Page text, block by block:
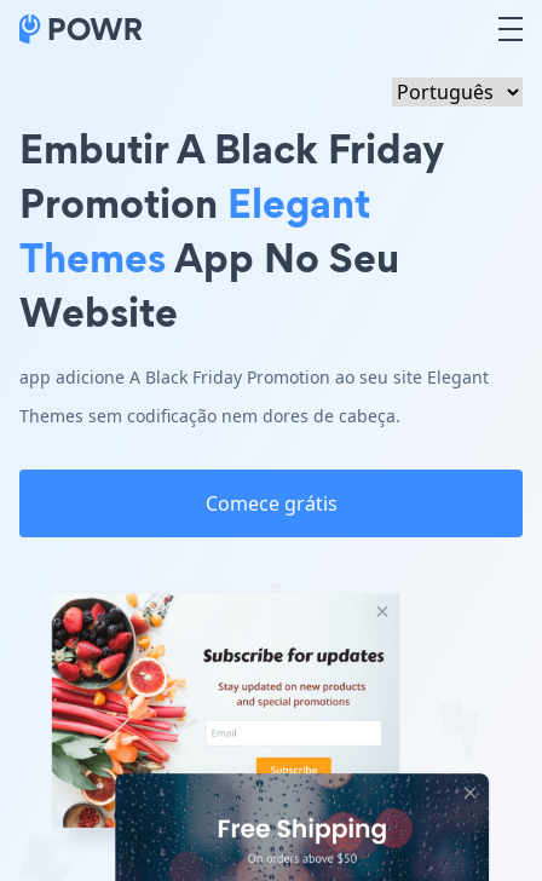
Embutir A Black Friday
Promotion Elegant
ThemesApp No Seu
Website
app adicione A Black Friday Promotion ao seu site Elegant
Themes sem codificação nem dores de cabeça.
Comece grátis